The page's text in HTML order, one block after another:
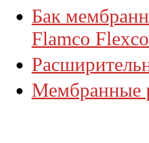
Бак
Flamco
Мембранные